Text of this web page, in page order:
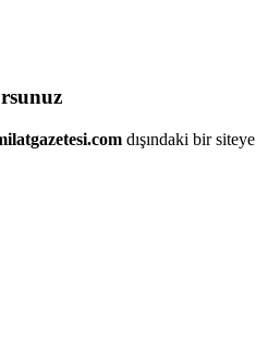
dışındaki bir siteye